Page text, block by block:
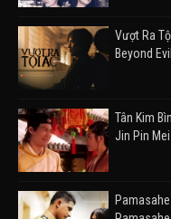
Vượt Ra
Beyond
Tân Kim
Jin Pin
Pamasahe